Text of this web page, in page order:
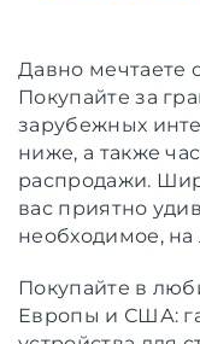
Давно мечтаете
Покупайте за
зарубежных
ниже, а также
распродажи.
вас приятно
необходимое,
Покупайте в
Европы и США: